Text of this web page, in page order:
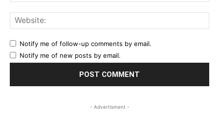
Notify me of follow-up comments by email.
Notify me of new posts by email.
- Advertisment -